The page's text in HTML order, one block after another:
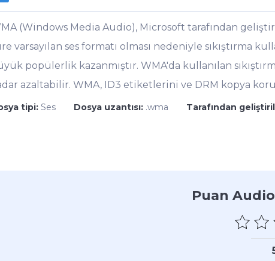
(Windows Media Audio), Microsoft tarafından
varsayılan ses formatı olması nedeniyle
popülerlik kazanmıştır. WMA'da kullanılan
azaltabilir. WMA, ID3 etiketlerini ve DRM kopya
tipi: Ses Dosya uzantısı: .wma Tarafından
Puan